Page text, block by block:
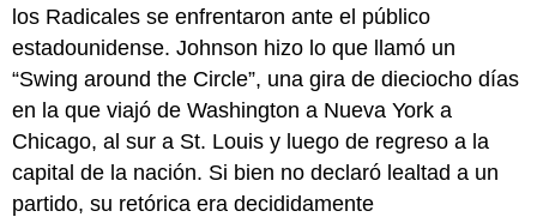
los Radicales se enfrentaron ante el público
estadounidense. Johnson hizo lo que llamó un
“Swing around the Circle”, una gira de dieciocho días
en la que viajó de Washington a Nueva York a
Chicago, al sur a St. Louis y luego de regreso a la
capital de la nación. Si bien no declaró lealtad a un
partido, su retórica era decididamente